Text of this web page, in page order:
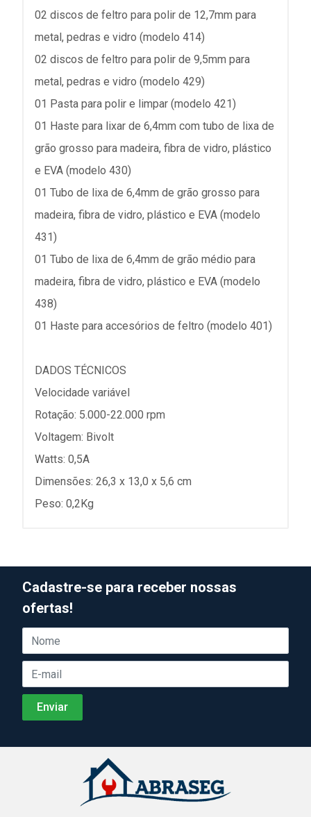
02 discos de feltro para polir de 12,7mm para
metal, pedras e vidro (modelo 414)
02 discos de feltro para polir de 9,5mm para
metal, pedras e vidro (modelo 429)
01 Pasta para polir e limpar (modelo 421)
01 Haste para lixar de 6,4mm com tubo de lixa de
grão grosso para madeira, fibra de vidro, plástico
e EVA (modelo 430)
01 Tubo de lixa de 6,4mm de grão grosso para
madeira, fibra de vidro, plástico e EVA (modelo
431)
01 Tubo de lixa de 6,4mm de grão médio para
madeira, fibra de vidro, plástico e EVA (modelo
438)
01 Haste para accesórios de feltro (modelo 401)
DADOS TÉCNICOS
Velocidade variável
Rotação: 5.000-22.000 rpm
Voltagem: Bivolt
Watts: 0,5A
Dimensões: 26,3 x 13,0 x 5,6 cm
Peso: 0,2Kg
Cadastre-se para receber nossas
ofertas!